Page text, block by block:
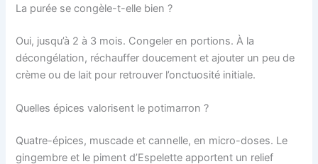
La purée se congèle-t-elle bien ?
Oui, jusqu’à 2 à 3 mois. Congeler en portions. À la
décongélation, réchauffer doucement et ajouter un peu de
crème ou de lait pour retrouver l’onctuosité initiale.
Quelles épices valorisent le potimarron ?
Quatre-épices, muscade et cannelle, en micro-doses. Le
gingembre et le piment d’Espelette apportent un relief